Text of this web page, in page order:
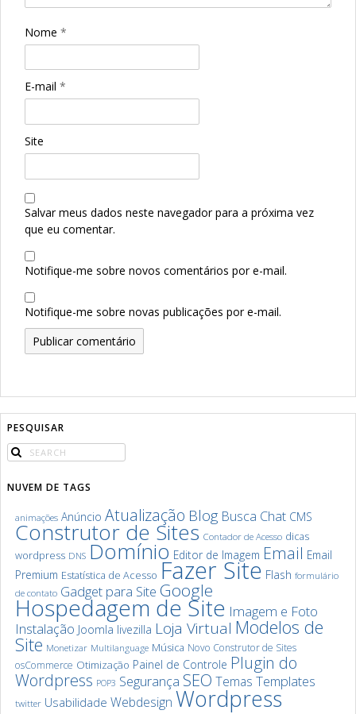
Nome *
E-mail *
Site
Salvar meus dados neste navegador para a próxima vez
que eu comentar.
Notifique-me sobre novos comentários por e-mail.
Notifique-me sobre novas publicações por e-mail.
PESQUISAR
NUVEM DE TAGS
animações Anúncio Atualização Blog Busca Chat CMS
Construtor de Sites Contador de Acesso dicas
wordpress DNS Domínio Editor de Imagem Email Email
Premium Estatística de Acesso Fazer Site Flash formulário
de contato Gadget para Site Google
Hospedagem de Site Imagem e Foto
Instalação Joomla livezilla Loja Virtual Modelos de
Site Monetizar Multilanguage Música Novo Construtor de Sites
osCommerce Otimização Painel de Controle Plugin do
Wordpress POP3 Segurança SEO Temas Templates
twitter Usabilidade Webdesign Wordpress